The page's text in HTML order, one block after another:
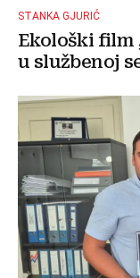
STANKA GJURIĆ
Ekološki film
u službenoj